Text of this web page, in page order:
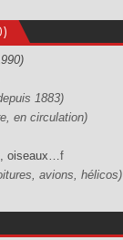
1883)
en circulation)
oiseaux…f
avions, hélicos)